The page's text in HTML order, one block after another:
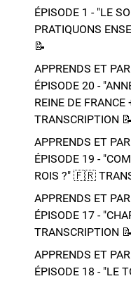
ÉPISODE 1 - "LE
PRATIQUONS
📝​
APPRENDS ET
ÉPISODE 20 -
REINE DE
TRANSCRIPTION 📝​
APPRENDS ET
ÉPISODE 19 -
ROIS ?"​ 🇫🇷​
APPRENDS ET
ÉPISODE 17 -
TRANSCRIPTION 📝​
APPRENDS ET
ÉPISODE 18 - "LE